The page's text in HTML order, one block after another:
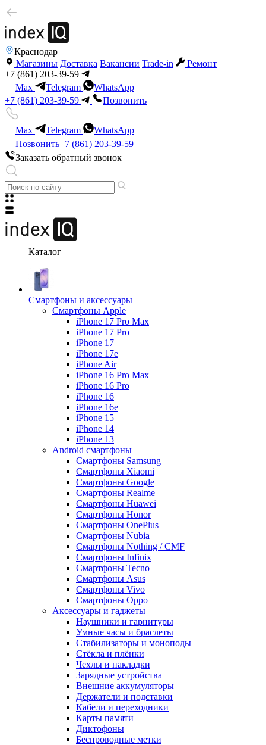
Краснодар
Магазины Доставка Вакансии Trade-in
Ремонт
+7 (861) 203-39-59
Max
Telegram
WhatsApp
+7 (861) 203-39-59
Позвонить
Max Telegram
WhatsApp
Позвонить+7 (861) 203-39-59
Заказать обратный звонок
Каталог
Смартфоны и аксессуары
Смартфоны Apple
iPhone 17 Pro Max
iPhone 17 Pro
iPhone 17
iPhone 17e
iPhone Air
iPhone 16 Pro Max
iPhone 16 Pro
iPhone 16
iPhone 16e
iPhone 15
iPhone 14
iPhone 13
Android cмартфоны
Смартфоны Samsung
Смартфоны Xiaomi
Смартфоны Google
Смартфоны Realme
Смартфоны Huawei
Смартфоны Honor
Смартфоны OnePlus
Смартфоны Nubia
Смартфоны Nothing / CMF
Смартфоны Infinix
Смартфоны Tecno
Смартфоны Asus
Смартфоны Vivo
Смартфоны Oppo
Аксессуары и гаджеты
Наушники и гарнитуры
Умные часы и браслеты
Стабилизаторы и моноподы
Стёкла и плёнки
Чехлы и накладки
Зарядные устройства
Внешние аккумуляторы
Держатели и подставки
Кабели и переходники
Карты памяти
Диктофоны
Беспроводные метки